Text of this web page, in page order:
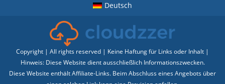
Deutsch
Copyright | All rights reserved | Keine Haftung für Links oder Inhalt |
Hinweis: Diese Website dient ausschließlich Informationszwecken.
Diese Website enthält Affiliate-Links. Beim Abschluss eines Angebots über